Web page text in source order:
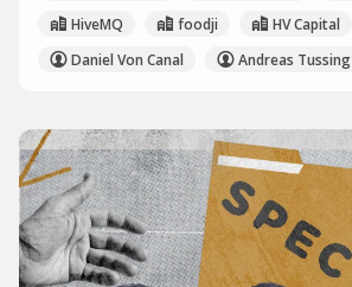
HiveMQ
foodji
HV Capital
Daniel Von Canal
Andreas Tussing